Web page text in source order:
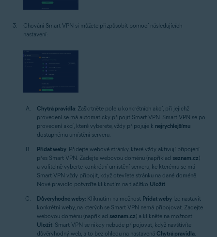
Chování Smart VPN si můžete přizpůsobit pomocí následujících
nastavení:
Chytrá pravidla: Zaškrtněte pole u konkrétních akcí, při jejichž
provedení se má automaticky připojit Smart VPN. Smart VPN se po
provedení akcí, které vyberete, vždy připojuje k nejrychlejšímu
dostupnému umístění serveru.
Přidat weby: Přidejte webové stránky, které vždy aktivují připojení
přes Smart VPN. Zadejte webovou doménu (například seznam.cz)
a volitelně vyberte konkrétní umístění serveru, ke kterému se má
Smart VPN vždy připojit, když otevřete stránku na dané doméně.
Nové pravidlo potvrďte kliknutím na tlačítko Uložit
Důvěryhodné weby: Kliknutím na možnost Přidat weby lze nastavit
konkrétní weby, na kterých se Smart VPN nemá připojovat. Zadejte
webovou doménu (například seznam.cz) a klikněte na možnost
Uložit . Smart VPN se nikdy nebude připojovat, když navštívíte
důvěryhodný web, a to bez ohledu na nastavená Chytrá pravidla